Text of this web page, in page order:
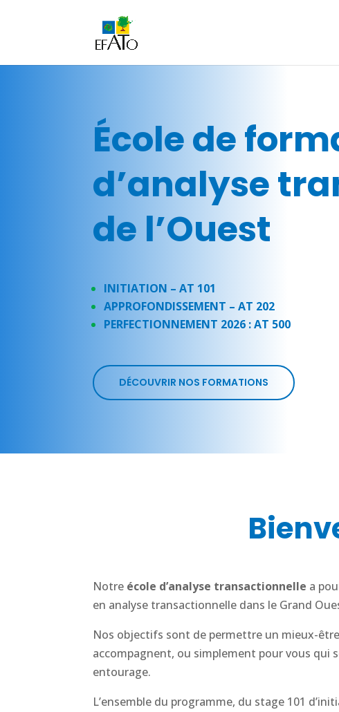
École de
d’analyse
de l’Ouest
INITIATION – AT 101
APPROFONDISSEMENT – AT 202
PERFECTIONNEMENT 2026 : AT 500
DÉCOUVRIR NOS FORMATIONS
Notre école d’analyse transactionnelle a
en analyse transactionnelle dans le Grand
Nos objectifs sont de permettre un mieux-
accompagnent, ou simplement pour vous qui
entourage.
L’ensemble du programme, du stage 101